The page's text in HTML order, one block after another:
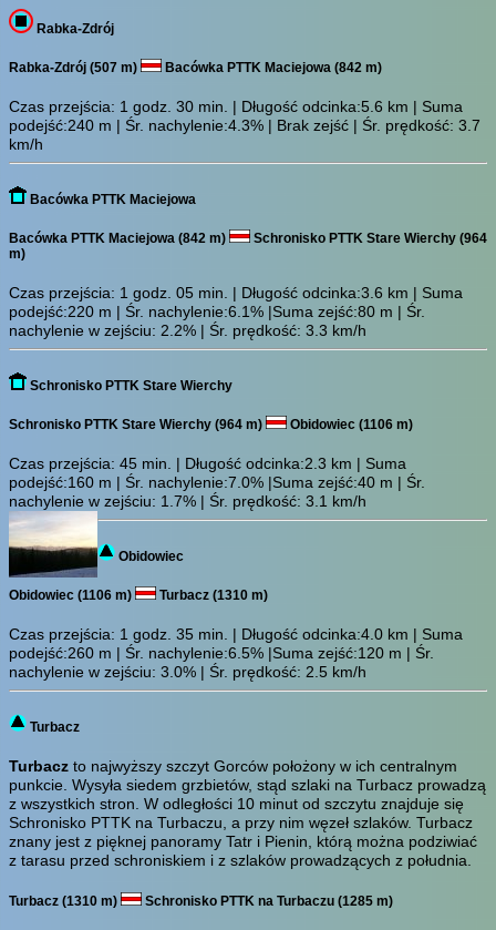
Rabka-Zdrój
Rabka-Zdrój (507 m) Bacówka PTTK Maciejowa (842 m)
Czas przejścia: 1 godz. 30 min.
| Długość odcinka:5.6 km | Suma
podejść:240 m | Śr. nachylenie:4.3% | Brak zejść | Śr. prędkość: 3.7
km/h
Bacówka PTTK Maciejowa
Bacówka PTTK Maciejowa (842 m)
Schronisko PTTK Stare Wierchy (964
m)
Czas przejścia: 1 godz. 05 min.
| Długość odcinka:3.6 km | Suma
podejść:220 m | Śr. nachylenie:6.1% |Suma zejść:80 m | Śr.
nachylenie w zejściu: 2.2% | Śr. prędkość: 3.3 km/h
Schronisko PTTK Stare Wierchy
Schronisko PTTK Stare Wierchy (964 m) Obidowiec (1106 m)
Czas przejścia: 45 min. | Długość odcinka:2.3 km | Suma
podejść:160 m | Śr. nachylenie:7.0% |Suma zejść:40 m | Śr.
nachylenie w zejściu: 1.7% | Śr. prędkość: 3.1 km/h
Obidowiec
Obidowiec (1106 m) Turbacz (1310 m)
Czas przejścia: 1 godz. 35 min. | Długość odcinka:4.0 km | Suma
podejść:260 m | Śr. nachylenie:6.5% |Suma zejść:120 m | Śr.
nachylenie w zejściu: 3.0% | Śr. prędkość: 2.5 km/h
Turbacz
Turbacz to najwyższy szczyt Gorców położony w ich centralnym
punkcie. Wysyła siedem grzbietów, stąd szlaki na Turbacz prowadzą
z wszystkich stron. W odległości 10 minut od szczytu znajduje się
Schronisko PTTK na Turbaczu, a przy nim węzeł szlaków. Turbacz
znany jest z pięknej panoramy Tatr i Pienin, którą można podziwiać
z tarasu przed schroniskiem i z szlaków prowadzących z południa.
Turbacz (1310 m) Schronisko PTTK na Turbaczu (1285 m)